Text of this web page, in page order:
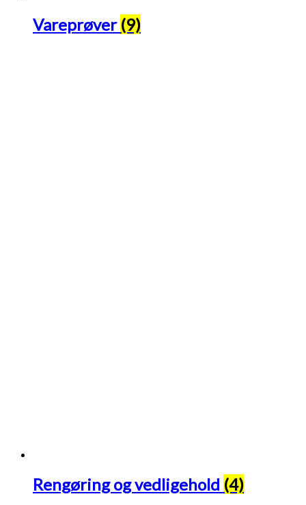
Vareprøver (9)
Rengøring og vedligehold (4)